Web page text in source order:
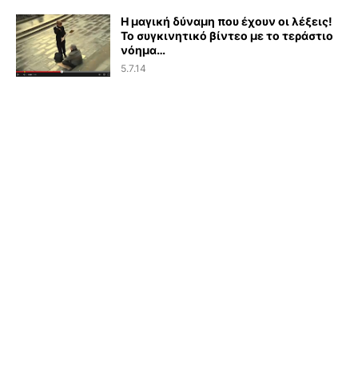
Η μαγική δύναμη που έχουν οι λέξεις!
Το συγκινητικό βίντεο με το τεράστιο
νόημα…
5.7.14